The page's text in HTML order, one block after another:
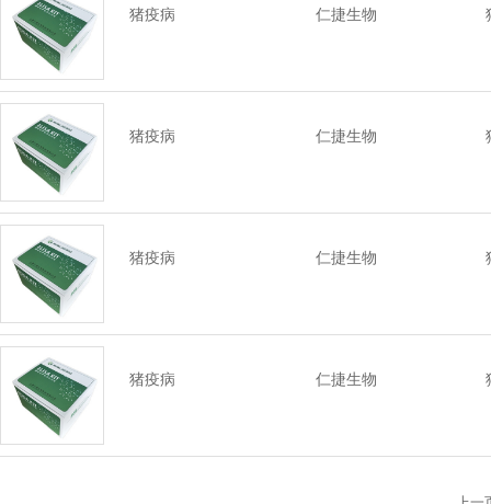
猪疫病 仁捷生物
猪疫病 仁捷生物
猪疫病 仁捷生物
猪疫病 仁捷生物